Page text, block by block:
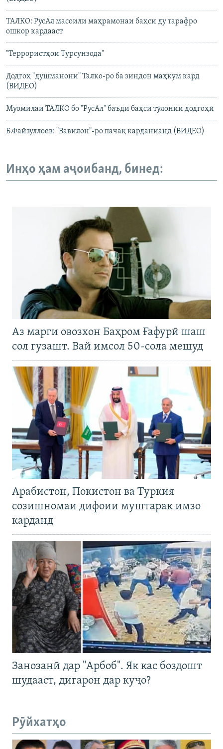
ТАЛКО: РусАл масоили маҳрамонаи баҳси ду тарафро
ошкор кардааст
"Террористҳои Турсунзода"
Додгоҳ "душманони" Талко-ро ба зиндон маҳкум кард
(ВИДЕО)
Муомилаи ТАЛКО бо "РусАл" баъди баҳси тӯлонии додгоҳӣ
Б.Файзуллоев: "Вавилон"-ро пачақ карданианд (ВИДЕО)
Инҳо ҳам аҷоибанд, бинед:
Аз марги овозхон Баҳром Ғафурӣ шаш
сол гузашт. Вай имсол 50-сола мешуд
Арабистон, Покистон ва Туркия
созишномаи дифоии муштарак имзо
карданд
Занозанӣ дар "Арбоб". Як кас боздошт
шудааст, дигарон дар куҷо?
Рӯйхатҳо